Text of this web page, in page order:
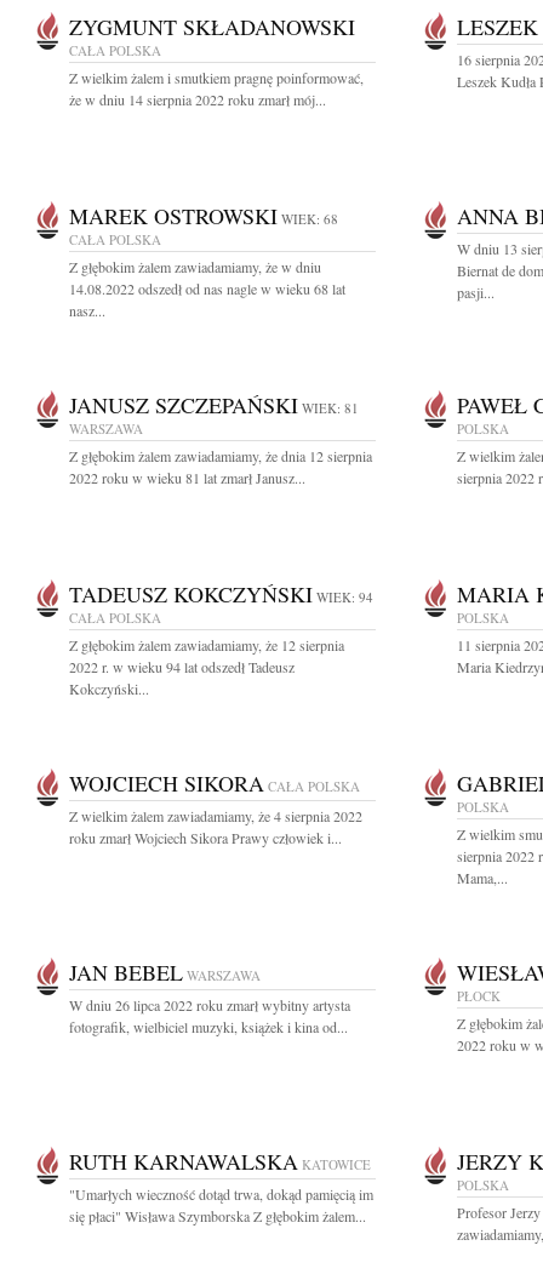
ZYGMUNT SKŁADANOWSKI
CAŁA POLSKA
Z wielkim żalem i smutkiem pragnę poinformować,
że w dniu 14 sierpnia 2022 roku zmarł mój...
16 sierpnia
Leszek Kudła
MAREK OSTROWSKI WIEK: 68
CAŁA POLSKA
Z głębokim żalem zawiadamiamy, że w dniu
14.08.2022 odszedł od nas nagle w wieku 68 lat
nasz...
ANNA
W dniu 13
Biernat de
pasji...
JANUSZ SZCZEPAŃSKI WIEK: 81
WARSZAWA
Z głębokim żalem zawiadamiamy, że dnia 12 sierpnia
2022 roku w wieku 81 lat zmarł Janusz...
PAWEŁ
POLSKA
Z wielkim
sierpnia 2022
TADEUSZ KOKCZYŃSKI WIEK: 94
CAŁA POLSKA
Z głębokim żalem zawiadamiamy, że 12 sierpnia
2022 r. w wieku 94 lat odszedł Tadeusz
Kokczyński...
MARIA
POLSKA
11 sierpnia
Maria
WOJCIECH SIKORA CAŁA POLSKA
Z wielkim żalem zawiadamiamy, że 4 sierpnia 2022
roku zmarł Wojciech Sikora Prawy człowiek i...
POLSKA
Z wielkim
sierpnia 2022
Mama,...
JAN BEBEL WARSZAWA
W dniu 26 lipca 2022 roku zmarł wybitny artysta
fotografik, wielbiciel muzyki, książek i kina od...
PŁOCK
Z głębokim
2022 roku w
RUTH KARNAWALSKA KATOWICE
"Umarłych wieczność dotąd trwa, dokąd pamięcią im
się płaci" Wisława Szymborska Z głębokim żalem...
JERZY
POLSKA
Profesor